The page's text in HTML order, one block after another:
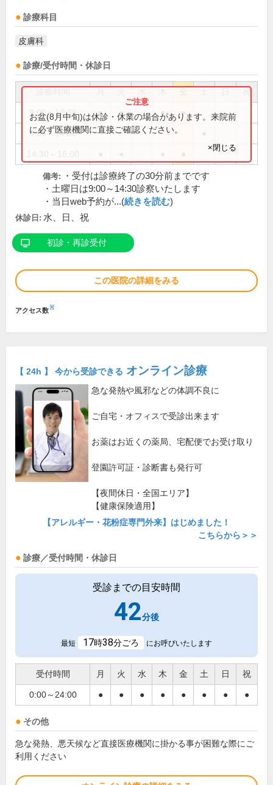
診療科目
皮膚科
診療/受付時間・休診日
祝
9:00～12:30 ● ● ● ●
9:00～14:30
お盆(8月中旬)は休診・休業の場合があります。来院前
に必ず医療機関に直接ご確認ください。
×閉じる
備考:
・受付は診療終了の30分前までです
・土曜日は9:00～14:30診察いたします
・当日web予約が...(続きを読む)
休診日: 水、日、祝
初診・再診受付
この医院の詳細をみる
アクセス数※
【 24h 】 今から受診できる オンライン診療
急な発熱や風邪などの体調不良に
ご自宅・オフィスで受診出来ます
お薬はお近くの薬局、宅配便でお受け取り
登園許可証・診断書も発行可
【夜間休日・全国エリア】
【健康保険適用】
【アレルギー・花粉症専門外来】はじめました！
こちらから＞＞
診療／受付時間・休診日
受診までの目安時間
42分後
最短 17時38分ごろ にお呼びいたします
受付時間 月 火 水 木 金 土 日 祝
0:00～24:00 ● ● ● ● ● ● ● ●
その他
急な発熱、悪天候など直接医療機関に掛かる事が困難な際にご
利用ください